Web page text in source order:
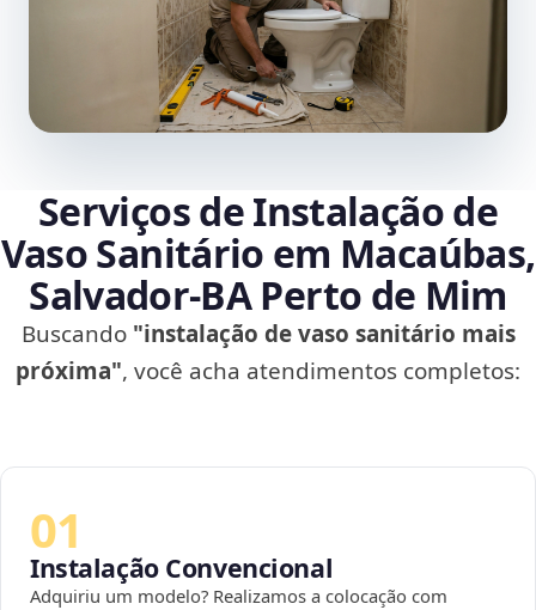
Serviços de Instalação de
Vaso Sanitário em Macaúbas,
Salvador‑BA Perto de Mim
Buscando "instalação de vaso sanitário mais
próxima", você acha atendimentos completos:
01
Instalação Convencional
Adquiriu um modelo? Realizamos a colocação com